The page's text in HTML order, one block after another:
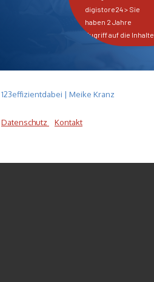
digistore24 > Sie
haben 2 Jahre
Zugriff auf die Inhalte
123effizientdabei | Meike Kranz
Datenschutz Kontakt